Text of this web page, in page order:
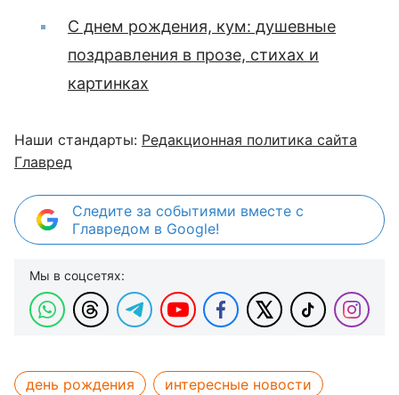
С днем рождения, кум: душевные
поздравления в прозе, стихах и
картинках
Наши стандарты: Редакционная политика сайта
Главред
Следите за событиями вместе с
Главредом в Google!
Мы в соцсетях:
день рождения интересные новости